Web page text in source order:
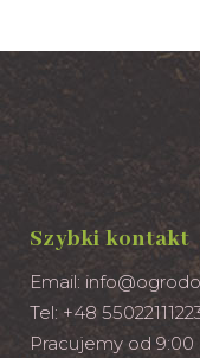
Szybki kontakt
Email:
Tel: +48
Pracujemy od 9:00